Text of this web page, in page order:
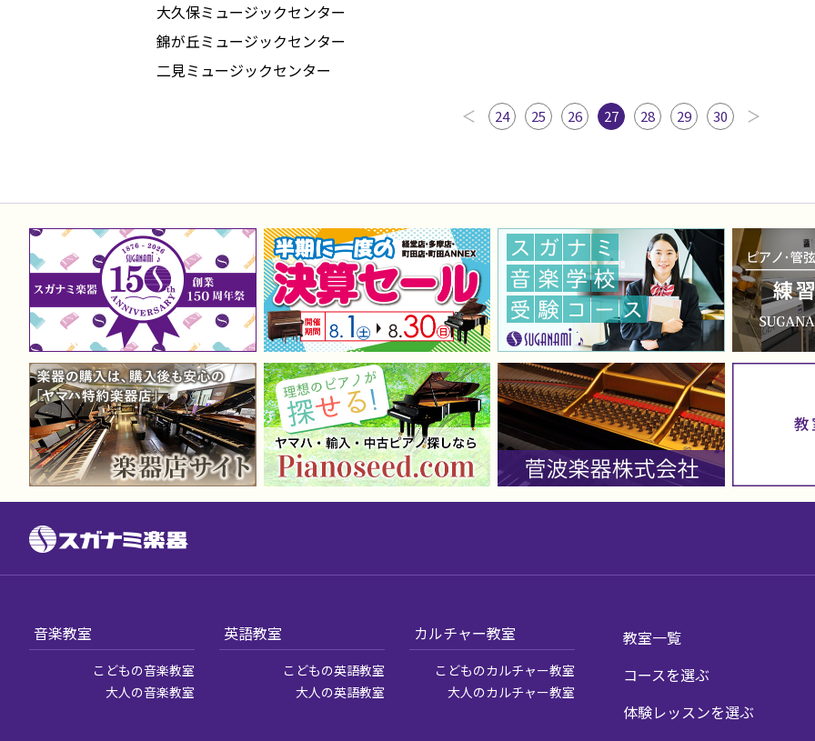
大久保ミュージックセンター
錦が丘ミュージックセンター
二見ミュージックセンター
24 25 26 27 28 29 30
音楽教室
こどもの音楽教室
大人の音楽教室
英語教室
こどもの英語教室
大人の英語教室
カルチャー教室
こどものカルチャー教室
大人のカルチャー教室
教室一覧
コースを選ぶ
体験レッスンを選ぶ